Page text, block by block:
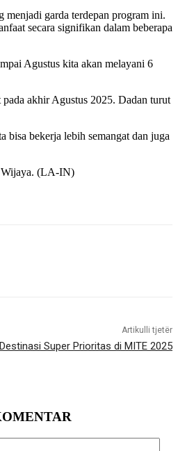
menjadi garda terdepan program ini.
secara signifikan dalam beberapa
Agustus kita akan melayani 6
akhir Agustus 2025. Dadan turut
bisa bekerja lebih semangat dan juga
Wijaya. (LA-IN)
Artikulli tjetër
Super Prioritas di MITE 2025